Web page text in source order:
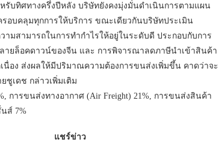
รับทิศทางครึ่งปีหลัง บริษัทยังคงมุ่งมั่นดำเนินการตามแผน
อบคลุมทุกการให้บริการ ขณะเดียวกันบริษัทประเมิน
มสามารถในการทำกำไรให้อยู่ในระดับดี ประกอบกับการ
ายล็อคดาวน์ของจีน และ การพิจารณาลดภาษีนำเข้าสินค้า
นื่อง ส่งผลให้มีปริมาณความต้องการขนส่งเพิ่มขึ้น คาดว่าจะ
ชูเดช กล่าวเพิ่มเติม
การขนส่งทางอากาศ (Air Freight) 21%, การขนส่งสินค้า
ส์ 7%
แชร์ข่าว